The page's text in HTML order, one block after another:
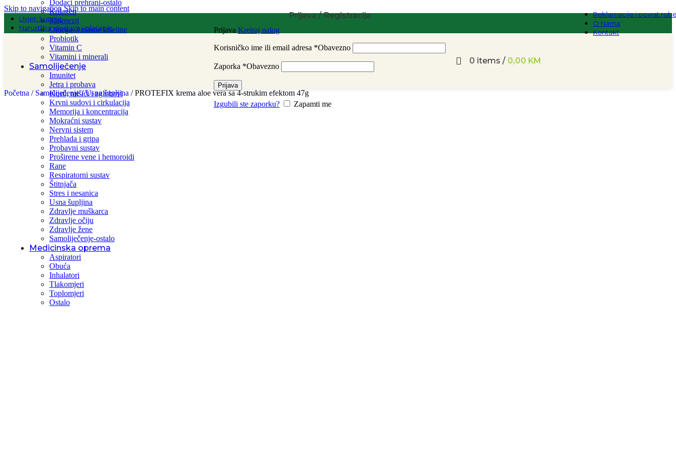
Skip to navigationSkip to main content
Uvjeti kupnje
Narudžba, dostava i plaćanje
Reklamacije i povrat
O Nama
Kontakt
Dodaci prehrani-ostalo
Kolagen
Magnezij
Omega-3 masne kiseline
Probiotik
Vitamin C
Vitamini i minerali
Samoliječenje
Imunitet
Jetra i probava
Kosti, mišići i zglobovi
Krvni sudovi i cirkulacija
Memorija i koncentracija
Mokraćni sustav
Nervni sistem
Prehlada i gripa
Probavni sustav
Proširene vene i hemoroidi
Rane
Respiratorni sustav
Štitnjača
Stres i nesanica
Usna šupljina
Zdravlje muškarca
Zdravlje očiju
Zdravlje žene
Samoliječenje-ostalo
Medicinska oprema
Aspiratori
Obuća
Inhalatori
Tlakomjeri
Toplomjeri
Ostalo
Prijava / Registracija
Prijava Kreiraj nalog
Korisničko ime ili email adresa *Obavezno
Zaporka *Obavezno
Prijava
Izgubili ste zaporku? Zapamti me
0 items / 0,00 KM
Početna / Samoliječenje/ Usna šupljina / PROTEFIX krema aloe vera sa 4-strukim efektom 47g